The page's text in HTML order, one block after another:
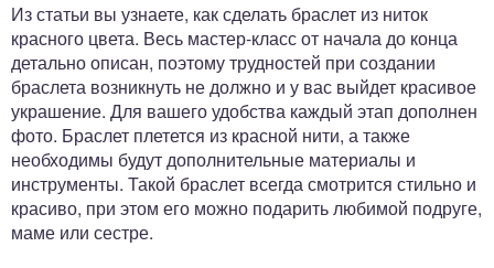
Из статьи вы узнаете, как сделать браслет из ниток
красного цвета. Весь мастер-класс от начала до конца
детально описан, поэтому трудностей при создании
браслета возникнуть не должно и у вас выйдет красивое
украшение. Для вашего удобства каждый этап дополнен
фото. Браслет плетется из красной нити, а также
необходимы будут дополнительные материалы и
инструменты. Такой браслет всегда смотрится стильно и
красиво, при этом его можно подарить любимой подруге,
маме или сестре.